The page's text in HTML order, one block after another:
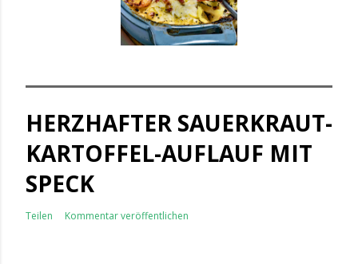
HERZHAFTER SAUERKRAUT-
KARTOFFEL-AUFLAUF MIT
SPECK
Teilen Kommentar veröffentlichen